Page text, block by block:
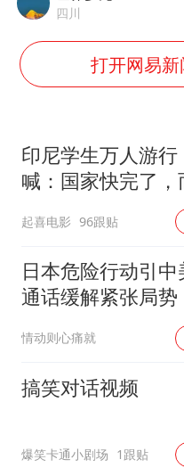
白
日
方
四川
打开网易
印尼学生万人游行
喊：国家快完了，
起喜电影 96跟贴
日本危险行动引中
通话缓解紧张局势
情动则心痛就
搞笑对话视频
爆笑卡通小剧场 1跟贴